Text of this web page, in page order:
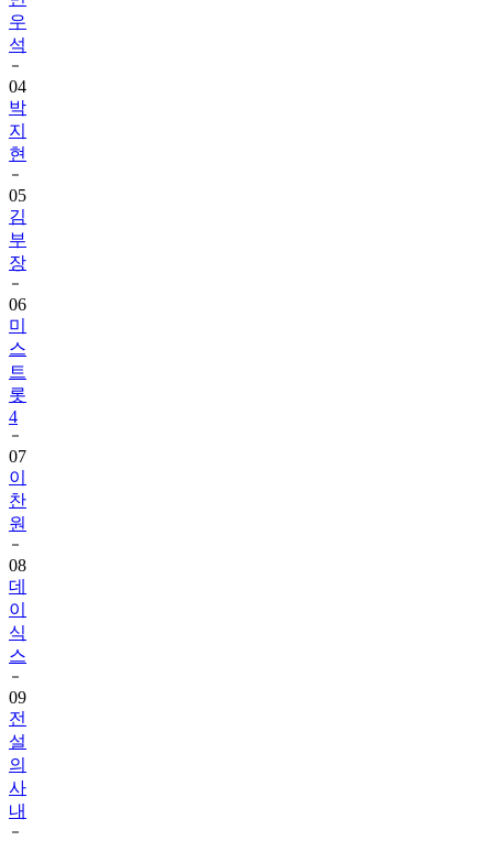
우
석
04
박
지
현
05
김
부
장
06
미
스
트
롯
4
07
이
찬
원
08
데
이
식
스
09
전
설
의
사
내